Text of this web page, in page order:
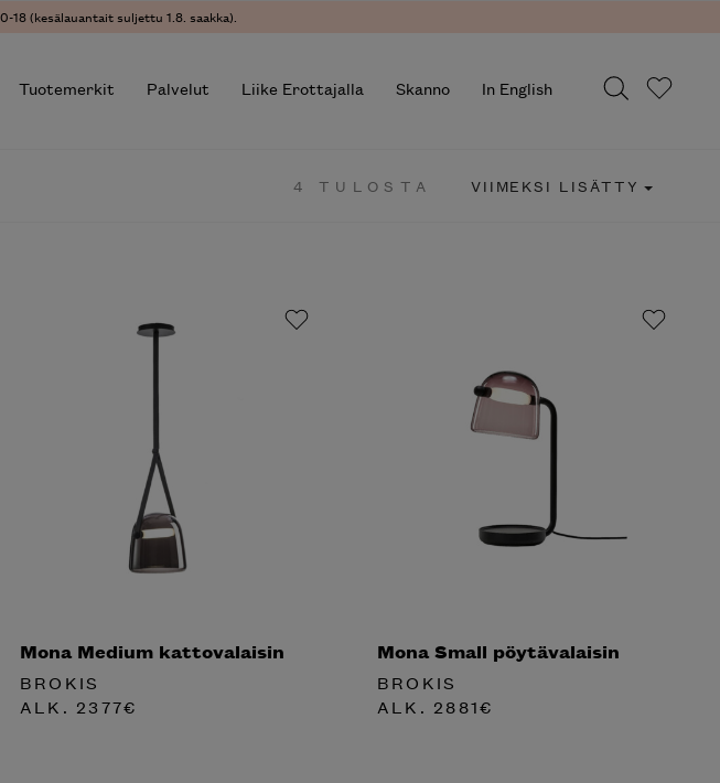
18 (kesälauantait suljettu 1.8. saakka).
Tuotemerkit Palvelut Liike Erottajalla Skanno In English
4 TULOSTA VIIMEKSI LISÄTTY
Mona Medium kattovalaisin
BROKIS
ALK. 2377€
Mona Small pöytävalaisin
BROKIS
ALK. 2881€